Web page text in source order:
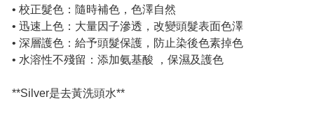
• 校正髮色：隨時補色，色澤自然
• 迅速上色：大量因子滲透，改變頭髮表面色澤
• 深層護色：給予頭髮保護，防止染後色素掉色
• 水溶性不殘留：添加氨基酸 ，保濕及護色
**Silver是去黃洗頭水**